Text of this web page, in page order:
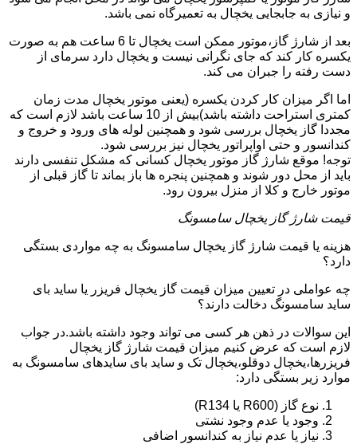
و نیازی به جابجایی یخچال به تعمیرگاه نمی باشد.
بعد از شارژ گاز،موتور ممکن است یخچال تا 6 ساعت هم به صورت
یکسره کار کند که جای نگرانی نیست و یخچال دارد سرمای از
دست رفته را جبران می کند.
اما اگر میزان کار کردن یکسره (یعنی موتور یخچال مدت زمان
کمتری استراحت داشته باشد)بیش از 10 ساعت باشد لازم است که
مجددا گاز یخچال بررسی شود و همچنین لوله های ورود و خروج و
کندانسور و حتی اواپراتور یخچال نیز بررسی شود.
توجه! موقع شارژ گاز موتور یخچال کسانی که مشکل تنفسی دارند
باید از محل دور شوند و همچنین پنجره ها باز بماند تا گاز قبلی از
موتور خارج و کلا از منزل بیرون رود.
قیمت شارژ گاز یخچال سامسونگ
هزینه یا قیمت شارژ گاز یخچال سامسونگ به چه مواردی بستگی
دارد؟
چه عواملی در تعیین میزان قیمت گاز یخچال فریزر یا ساید بای
ساید سامسونگ دخالت دارند؟
این سوالات در ذهن هر کسی می تواند وجود داشته باشد.در جواب
لازم است که عرض کنیم میزان قیمت شارژ گاز یخچال
فریزرها،یخچال دوقلو،یخچال تک و ساید بای سایدهای سامسونگ به
موارد زیر بستگی دارد:
نوع گاز (R600 یا R134)
وجود یا عدم وجود نشتی
نیاز یا عدم نیاز به کندانسور اضافی